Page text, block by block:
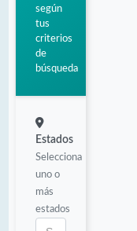
según
tus
criterios
de
búsqueda
Estados
Selecciona
uno o
más
estados